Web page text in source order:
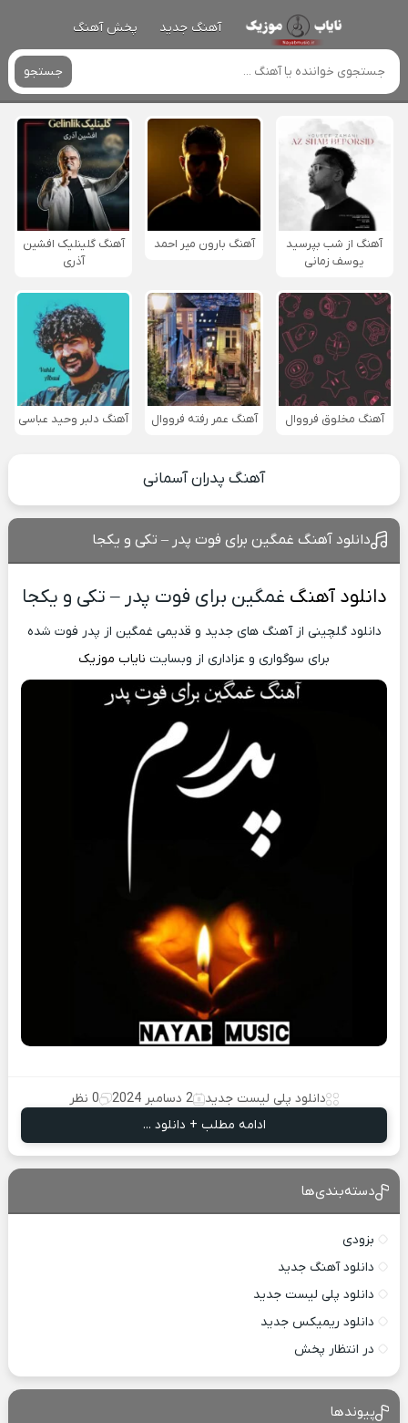
آهنگ جدید پخش آهنگ
جستجو
آهنگ از شب بپرسید
یوسف زمانی
آهنگ بارون میر احمد
آهنگ گلینلیک افشین
آذری
آهنگ مخلوق فرووال آهنگ عمر رفته فرووال آهنگ دلبر وحید عباسی
آهنگ پدران آسمانی
دانلود آهنگ غمگین برای فوت پدر – تکی و یکجا
دانلود آهنگ غمگین برای فوت پدر – تکی و یکجا
دانلود گلچینی از آهنگ های جدید و قدیمی غمگین از پدر فوت شده
برای سوگواری و عزاداری از وبسایت نایاب موزیک
دانلود پلی لیست جدید 2 دسامبر 2024
0 نظر
ادامه مطلب + دانلود ...
دسته‌بندی‌ها
بزودی
دانلود آهنگ جدید
دانلود پلی لیست جدید
دانلود ریمیکس جدید
در انتظار پخش
پیوندها